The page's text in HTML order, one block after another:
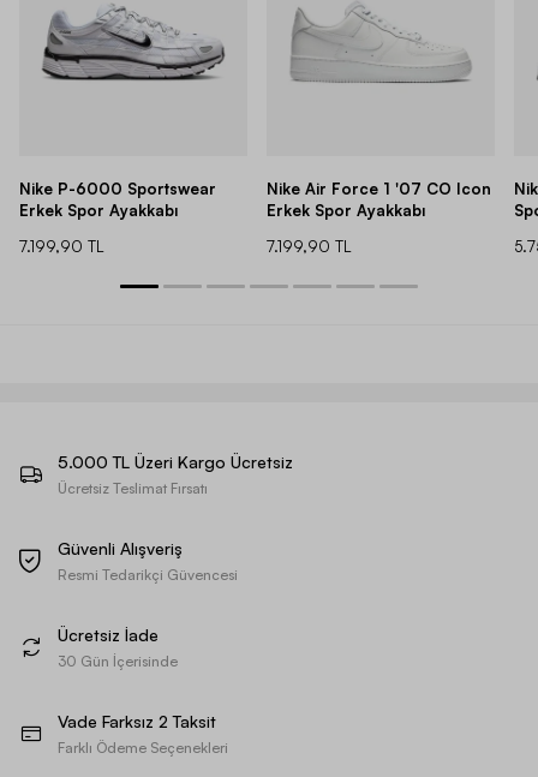
Nike P-6000 Sportswear
Erkek Spor Ayakkabı
7.199,90 TL
Nike Air Force 1 '07 CO Icon
Erkek Spor Ayakkabı
7.199,90 TL
5.000 TL Üzeri Kargo Ücretsiz
Ücretsiz Teslimat Fırsatı
Güvenli Alışveriş
Resmi Tedarikçi Güvencesi
Ücretsiz İade
30 Gün İçerisinde
Vade Farksız 2 Taksit
Farklı Ödeme Seçenekleri